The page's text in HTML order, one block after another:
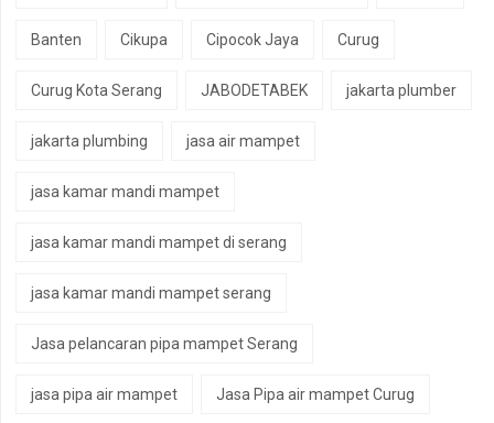
Banten Cikupa Cipocok Jaya Curug
Curug Kota Serang JABODETABEK jakarta plumber
jakarta plumbing jasa air mampet
jasa kamar mandi mampet
jasa kamar mandi mampet di serang
jasa kamar mandi mampet serang
Jasa pelancaran pipa mampet Serang
jasa pipa air mampet Jasa Pipa air mampet Curug